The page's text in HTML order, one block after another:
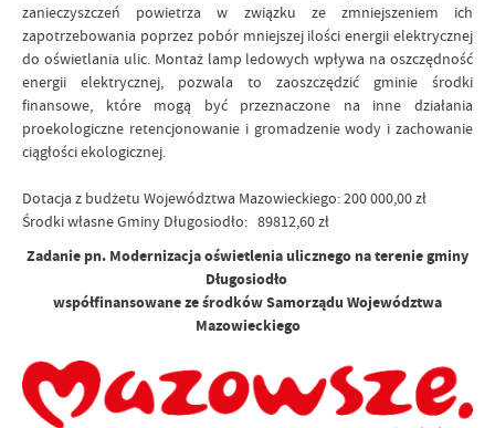
zanieczyszczeń powietrza w związku ze zmniejszeniem ich
zapotrzebowania poprzez pobór mniejszej ilości energii elektrycznej
do oświetlania ulic. Montaż lamp ledowych wpływa na oszczędność
energii elektrycznej, pozwala to zaoszczędzić gminie środki
finansowe, które mogą być przeznaczone na inne działania
proekologiczne retencjonowanie i gromadzenie wody i zachowanie
ciągłości ekologicznej.
Dotacja z budżetu Województwa Mazowieckiego: 200 000,00 zł
Środki własne Gminy Długosiodło: 89812,60 zł
Zadanie pn. Modernizacja oświetlenia ulicznego na terenie gminy
Długosiodło
współfinansowane ze środków Samorządu Województwa
Mazowieckiego